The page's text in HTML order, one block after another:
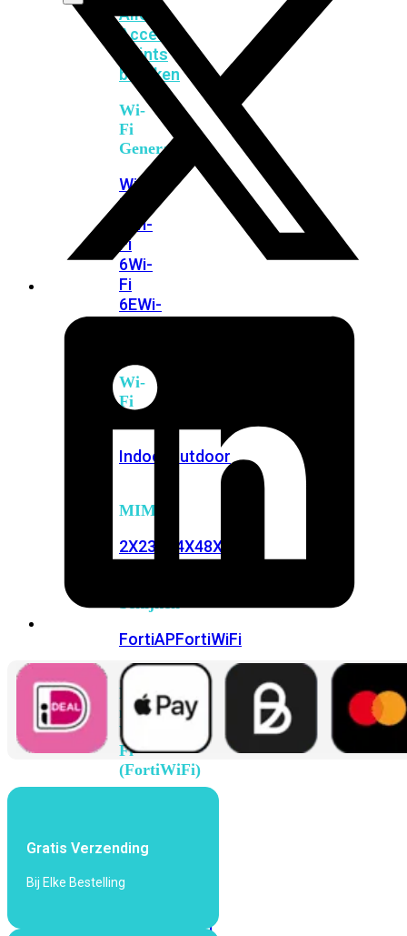
Alle
Access
Points
bekijken
Wi-
Fi
Generatie
Wi-
Fi
Wi-
Fi
6Wi-
Fi
6EWi-
Wi-
Fi
Indoor Outdoor
MIMO
2X23X3 4X48X8
bekijken
FortiAPFortiWiFi
FortiGate
met
Wi-
Fi
(FortiWiFi)
31G
50G
FortiWiFi
Gratis Verzending
Bij Elke Bestelling